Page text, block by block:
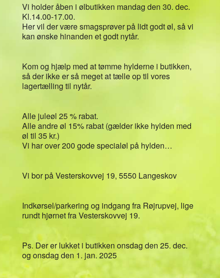
Vi holder åben i ølbutikken mandag den 30. dec.
Kl.14.00-17.00.
Her vil der være smagsprøver på lidt godt øl, så vi
kan ønske hinanden et godt nytår.
Kom og hjælp med at tømme hylderne i butikken,
så der ikke er så meget at tælle op til vores
lagertælling til nytår.
Alle juleøl 25 % rabat.
Alle andre øl 15% rabat (gælder ikke hylden med
øl til 35 kr.)
Vi har over 200 gode specialøl på hylden…
Vi bor på Vesterskovvej 19, 5550 Langeskov
Indkørsel/parkering og indgang fra Røjrupvej, lige
rundt hjørnet fra Vesterskovvej 19.
Ps. Der er lukket i butikken onsdag den 25. dec.
og onsdag den 1. jan. 2025